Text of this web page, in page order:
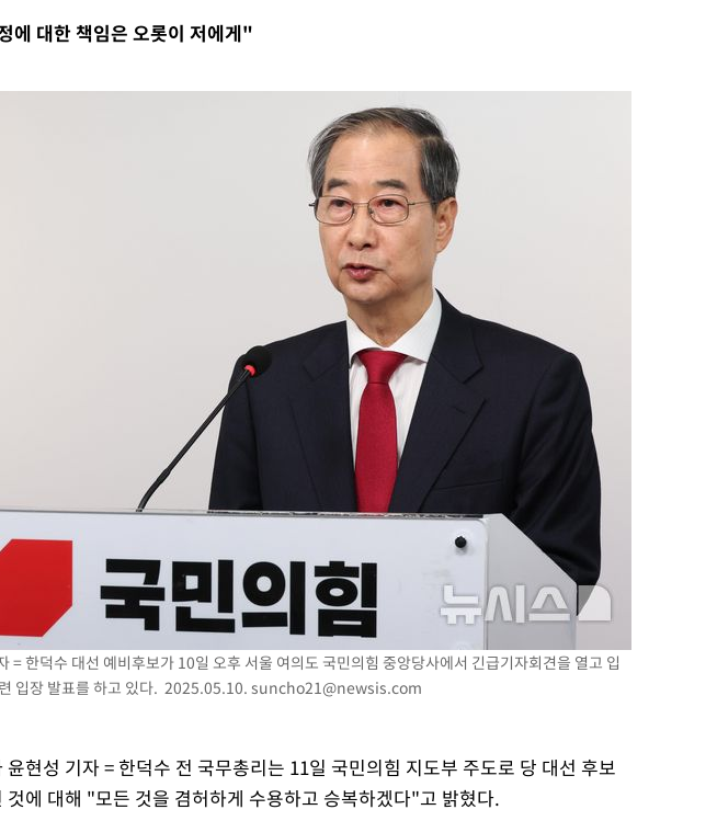
당원투표…金 47.75%·鄭
…등번호 7번 의미보단 팀 위해 뛸
35도' 무더위, 열대야 계속[다음주
협회 "실망과 걱정 안겨드려 죄송"
0.6% 나스닥 1.3%↑
에 대한 책임은 오롯이 저에게"
= 한덕수 대선 예비후보가 10일 오후 서울 여의도 국민의힘 중앙당사에서 긴급기자회견을 열고 입
입장 발표를 하고 있다. 2025.05.10. suncho21@newsis.com
현성 기자 = 한덕수 전 국무총리는 11일 국민의힘 지도부 주도로 당 대선 후보
것에 대해 "모든 것을 겸허하게 수용하고 승복하겠다"고 밝혔다.